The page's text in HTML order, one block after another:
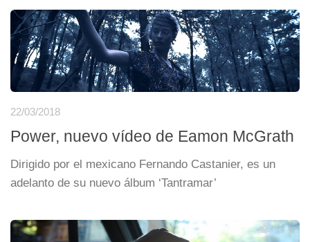
22/03/2018
Power, nuevo vídeo de Eamon McGrath
Dirigido por el mexicano Fernando Castanier, es un
adelanto de su nuevo álbum ‘Tantramar’